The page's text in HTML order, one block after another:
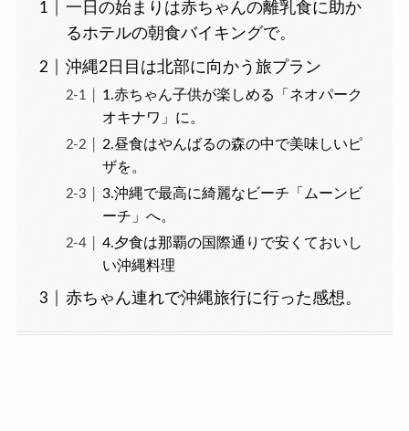
一日の始まりは赤ちゃんの離乳食に助か
るホテルの朝食バイキングで。
沖縄2日目は北部に向かう旅プラン
1.赤ちゃん子供が楽しめる「ネオパーク
オキナワ」に。
2.昼食はやんばるの森の中で美味しいピ
ザを。
3.沖縄で最高に綺麗なビーチ「ムーンビ
ーチ」へ。
4.夕食は那覇の国際通りで安くておいし
い沖縄料理
赤ちゃん連れで沖縄旅行に行った感想。